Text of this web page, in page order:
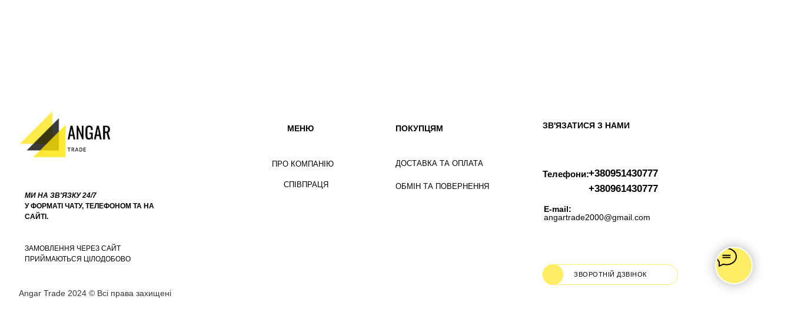
Angar Trade 2024 © Всі права захищені
ПРО КОМПАНІЮ
СПІВПРАЦЯ
ДОСТАВКА ТА ОПЛАТА
ОБМІН ТА ПОВЕРНЕННЯ
ПОКУПЦЯМ
МИ НА ЗВ'ЯЗКУ 24/7
У ФОРМАТІ ЧАТУ, ТЕЛЕФОНОМ ТА НА
САЙТІ.
ЗВ'ЯЗАТИСЯ З НАМИ
Телефони:
МЕНЮ
E-mail:
angartrade2000@gmail.com
ЗВОРОТНІЙ ДЗВІНОК
ЗАМОВЛЕННЯ ЧЕРЕЗ САЙТ
ПРИЙМАЮТЬСЯ ЦІЛОДОБОВО
+380951430777
+380961430777